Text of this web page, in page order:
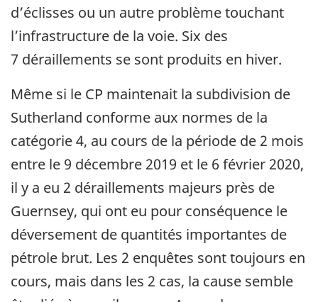
d’éclisses ou un autre problème touchant
l’infrastructure de la voie. Six des
7 déraillements se sont produits en hiver.
Même si le CP maintenait la subdivision de
Sutherland conforme aux normes de la
catégorie 4, au cours de la période de 2 mois
entre le 9 décembre 2019 et le 6 février 2020,
il y a eu 2 déraillements majeurs près de
Guernsey, qui ont eu pour conséquence le
déversement de quantités importantes de
pétrole brut. Les 2 enquêtes sont toujours en
cours, mais dans les 2 cas, la cause semble